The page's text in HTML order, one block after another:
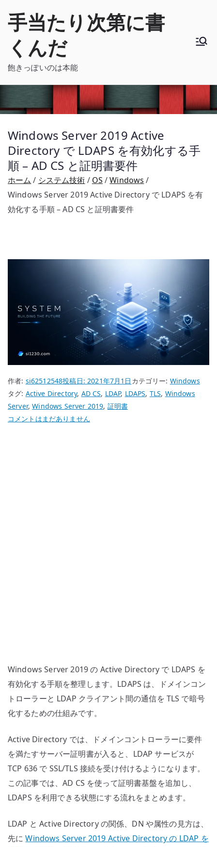
手当たり次第に書
くんだ
飽きっぽいのは本能
Windows Server 2019 Active
Directory で LDAPS を有効化する手
順 – AD CS と証明書要件
ホーム システム技術 OS
Windows
Windows Server 2019 Active Directory で LDAPS を有
効化する手順 – AD CS と証明書要件
作者: si62512548投稿日:2021年7月1日 カテゴリー: Windows
タグ: Active Directory, AD CS, LDAP, LDAPS, TLS, Windows
Server,Windows Server 2019, 証明書
Windows
明
書
要
件
コメントはまだありません
Windows Server 2019 の Active Directory で LDAPS を
有効化する手順を整理します。LDAPS は、ドメインコン
トローラーと LDAP クライアント間の通信を TLS で暗号
化するための仕組みです。
Active Directory では、ドメインコントローラーに要件
を満たすサーバー証明書が入ると、LDAP サービスが
TCP 636 で SSL/TLS 接続を受け付けるようになります。
この記事では、AD CS を使って証明書基盤を追加し、
LDAPS を利用できる状態にする流れをまとめます。
LDAP と Active Directory の関係、DN や属性の見方は、
先にWindows Server 2019 Active Directory の LDAP を